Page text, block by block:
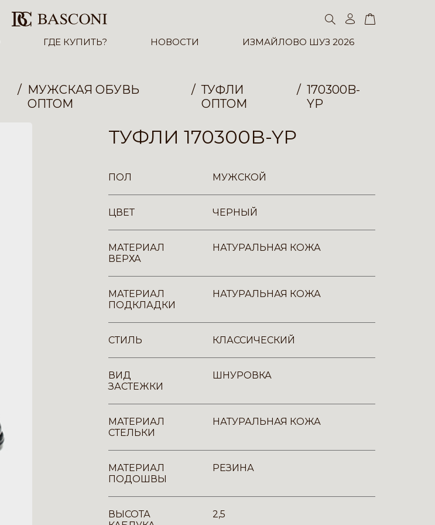
ГДЕ КУПИТЬ? НОВОСТИ ИЗМАЙЛОВО ШУЗ 2026
МУЖСКАЯ ОБУВЬ
ОПТОМ
ТУФЛИ
ОПТОМ
170300B-
YP
ТУФЛИ 170300B-YP
ПОЛ МУЖСКОЙ
ЦВЕТ ЧЕРНЫЙ
МАТЕРИАЛ
ВЕРХА
НАТУРАЛЬНАЯ КОЖА
МАТЕРИАЛ
ПОДКЛАДКИ
НАТУРАЛЬНАЯ КОЖА
СТИЛЬ КЛАССИЧЕСКИЙ
ВИД
ЗАСТЕЖКИ
ШНУРОВКА
МАТЕРИАЛ
СТЕЛЬКИ
НАТУРАЛЬНАЯ КОЖА
МАТЕРИАЛ
ПОДОШВЫ
РЕЗИНА
ВЫСОТА
2,5